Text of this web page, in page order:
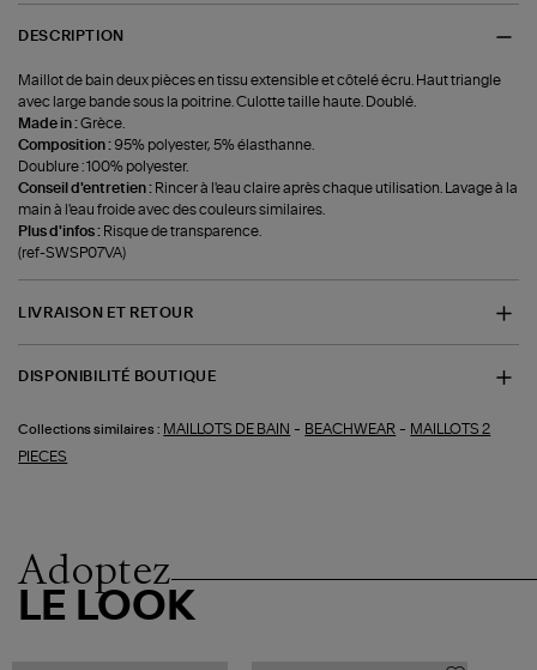
DESCRIPTION
Maillot de bain deux pièces en tissu extensible et côtelé écru. Haut triangle
avec large bande sous la poitrine. Culotte taille haute. Doublé.
Made in :Grèce.
Composition : 95% polyester, 5% élasthanne.
Doublure : 100% polyester.
Conseil d'entretien : Rincer à l'eau claire après chaque utilisation. Lavage à la
main à l'eau froide avec des couleurs similaires.
Plus d'infos : Risque de transparence.
(ref-SWSP07VA)
LIVRAISON ET RETOUR
DISPONIBILITÉ BOUTIQUE
Collections similaires : MAILLOTS DE BAIN - BEACHWEAR - MAILLOTS 2
PIECES
Adoptez
LE LOOK